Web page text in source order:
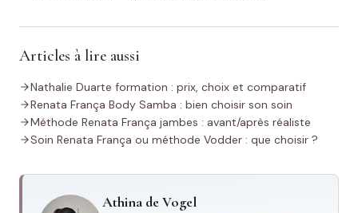
Articles à lire aussi
Nathalie Duarte formation : prix, choix et comparatif
Renata França Body Samba : bien choisir son soin
Méthode Renata França jambes : avant/après réaliste
Soin Renata França ou méthode Vodder : que choisir ?
Athina de Vogel